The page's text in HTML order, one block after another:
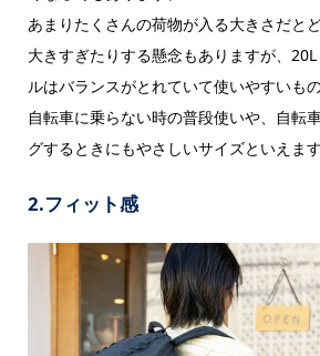
あまりたくさんの荷物が入る大きさだと
大きすぎたりする懸念もありますが、
ルはバランスがとれていて使いやすいもの
自転車に乗らない時の普段使いや、自転
グするときにもやさしいサイズといえます
2.フィット感